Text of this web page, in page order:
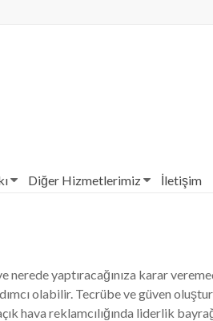
Antalya
Diğer Hizmetlerimiz İletişim
nerede yaptıracağınıza karar
olabilir. Tecrübe ve güven
hava reklamcılığında liderlik